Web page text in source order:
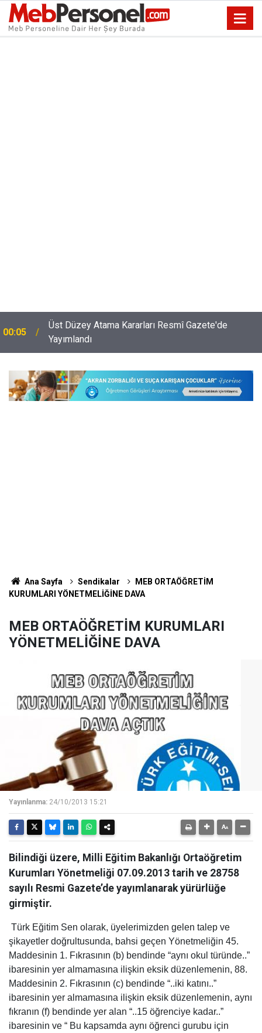
00:05
Üst Düzey Atama Kararları Resmî Gazete'de
Yayımlandı
Ana Sayfa Sendikalar
MEB ORTAÖĞRETİM
KURUMLARI YÖNETMELİĞİNE DAVA
MEB ORTAÖĞRETİM KURUMLARI
YÖNETMELİĞİNE DAVA
Yayınlanma: 24/10/2013 15:21
Bilindiği üzere, Milli Eğitim Bakanlığı Ortaöğretim
Kurumları Yönetmeliği 07.09.2013 tarih ve 28758
sayılı Resmi Gazete’de yayımlanarak yürürlüğe
girmiştir.
Türk Eğitim Sen olarak, üyelerimizden gelen talep ve
şikayetler doğrultusunda, bahsi geçen Yönetmeliğin 45.
Maddesinin 1. Fıkrasının (b) bendinde “aynı okul türünde..”
ibaresinin yer almamasına ilişkin eksik düzenlemenin, 88.
Maddesinin 2. Fıkrasının (c) bendinde “..iki katını..”
ibaresinin yer almamasına ilişkin eksik düzenlemenin, aynı
fıkranın (f) bendinde yer alan “..15 öğrenciye kadar..”
ibaresinin ve “ Bu kapsamda aynı öğrenci gurubu için